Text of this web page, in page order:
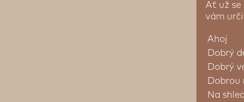
Ať už se
vám
Ahoj
Dobrý
Dobrý
Dobrou
Na